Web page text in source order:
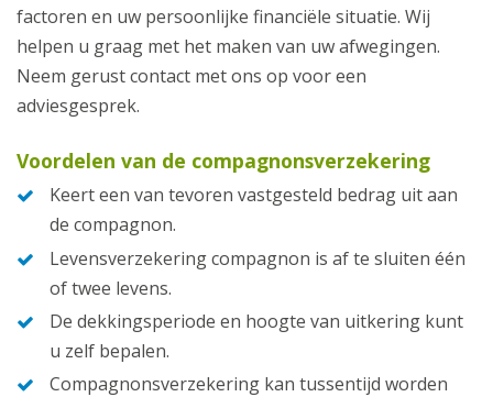
factoren en uw persoonlijke financiële situatie. Wij
helpen u graag met het maken van uw afwegingen.
Neem gerust contact met ons op voor een
adviesgesprek.
Voordelen van de compagnonsverzekering
Keert een van tevoren vastgesteld bedrag uit aan
de compagnon.
Levensverzekering compagnon is af te sluiten één
of twee levens.
De dekkingsperiode en hoogte van uitkering kunt
u zelf bepalen.
Compagnonsverzekering kan tussentijd worden